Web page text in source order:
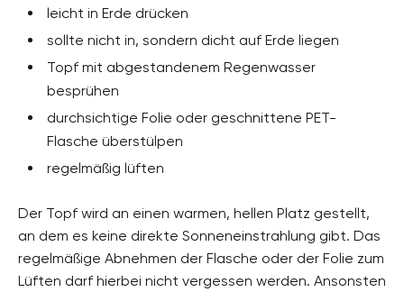
leicht in Erde drücken
sollte nicht in, sondern dicht auf Erde liegen
Topf mit abgestandenem Regenwasser
besprühen
durchsichtige Folie oder geschnittene PET-
Flasche überstülpen
regelmäßig lüften
Der Topf wird an einen warmen, hellen Platz gestellt,
an dem es keine direkte Sonneneinstrahlung gibt. Das
regelmäßige Abnehmen der Flasche oder der Folie zum
Lüften darf hierbei nicht vergessen werden. Ansonsten